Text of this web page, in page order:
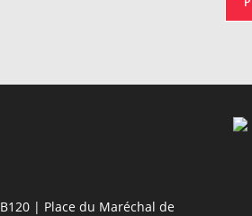
(facultatif)
| Place du Maréchal de